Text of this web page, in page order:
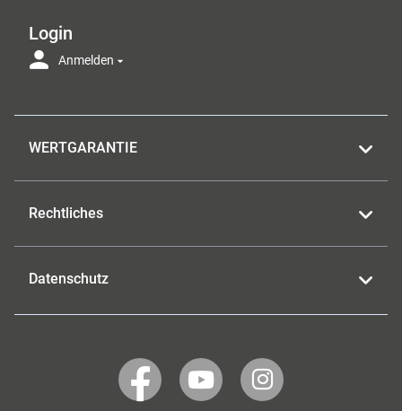
Login
Anmelden
WERTGARANTIE
Rechtliches
Datenschutz
WERTGARANTIE
auf
WERTGARANTIE
auf
WERTGARANTIE
auf